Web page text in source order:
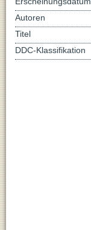
Autoren
Titel
DDC-Klassifikation